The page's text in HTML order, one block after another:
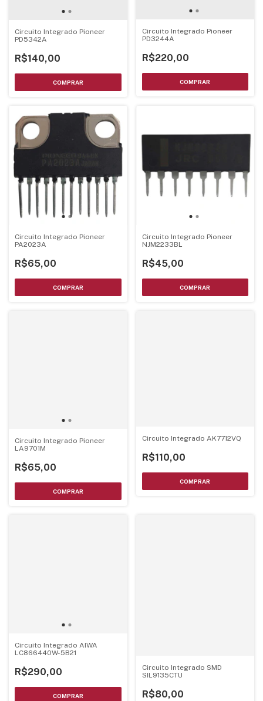
Circuito Integrado Pioneer
PD5342A
R$140,00
Circuito Integrado Pioneer
PD3244A
R$220,00
Circuito Integrado Pioneer
PA2023A
R$65,00
Circuito Integrado Pioneer
NJM2233BL
R$45,00
Circuito Integrado Pioneer
LA9701M
R$65,00
Circuito Integrado AK7712VQ
R$110,00
Circuito Integrado AIWA
LC866440W-5B21
R$290,00
Circuito Integrado SMD
SIL9135CTU
R$80,00